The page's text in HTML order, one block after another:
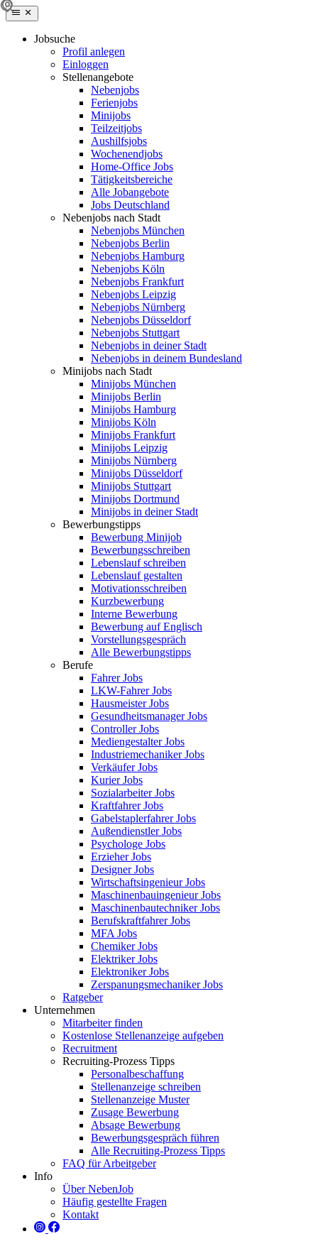
Jobsuche
Profil anlegen
Einloggen
Stellenangebote
Nebenjobs
Ferienjobs
Minijobs
Teilzeitjobs
Aushilfsjobs
Wochenendjobs
Home-Office Jobs
Tätigkeitsbereiche
Alle Jobangebote
Jobs Deutschland
Nebenjobs nach Stadt
Nebenjobs München
Nebenjobs Berlin
Nebenjobs Hamburg
Nebenjobs Köln
Nebenjobs Frankfurt
Nebenjobs Leipzig
Nebenjobs Nürnberg
Nebenjobs Düsseldorf
Nebenjobs Stuttgart
Nebenjobs in deiner Stadt
Nebenjobs in deinem Bundesland
Minijobs nach Stadt
Minijobs München
Minijobs Berlin
Minijobs Hamburg
Minijobs Köln
Minijobs Frankfurt
Minijobs Leipzig
Minijobs Nürnberg
Minijobs Düsseldorf
Minijobs Stuttgart
Minijobs Dortmund
Minijobs in deiner Stadt
Bewerbungstipps
Bewerbung Minijob
Bewerbungsschreiben
Lebenslauf schreiben
Lebenslauf gestalten
Motivationsschreiben
Kurzbewerbung
Interne Bewerbung
Bewerbung auf Englisch
Vorstellungsgespräch
Alle Bewerbungstipps
Berufe
Fahrer Jobs
LKW-Fahrer Jobs
Hausmeister Jobs
Gesundheitsmanager Jobs
Controller Jobs
Mediengestalter Jobs
Industriemechaniker Jobs
Verkäufer Jobs
Kurier Jobs
Sozialarbeiter Jobs
Kraftfahrer Jobs
Gabelstaplerfahrer Jobs
Außendienstler Jobs
Psychologe Jobs
Erzieher Jobs
Designer Jobs
Wirtschaftsingenieur Jobs
Maschinenbauingenieur Jobs
Maschinenbautechniker Jobs
Berufskraftfahrer Jobs
MFA Jobs
Chemiker Jobs
Elektriker Jobs
Elektroniker Jobs
Zerspanungsmechaniker Jobs
Ratgeber
Unternehmen
Mitarbeiter finden
Kostenlose Stellenanzeige aufgeben
Recruitment
Recruiting-Prozess Tipps
Personalbeschaffung
Stellenanzeige schreiben
Stellenanzeige Muster
Zusage Bewerbung
Absage Bewerbung
Bewerbungsgespräch führen
Alle Recruiting-Prozess Tipps
FAQ für Arbeitgeber
Info
Über NebenJob
Häufig gestellte Fragen
Kontakt